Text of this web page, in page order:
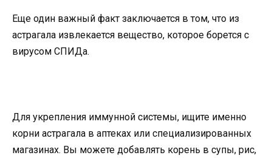
Еще один важный факт заключается в том, что из
астрагала извлекается вещество, которое борется с
вирусом СПИДа.
Для укрепления иммунной системы, ищите именно
корни астрагала в аптеках или специализированных
магазинах. Вы можете добавлять корень в супы, рис,